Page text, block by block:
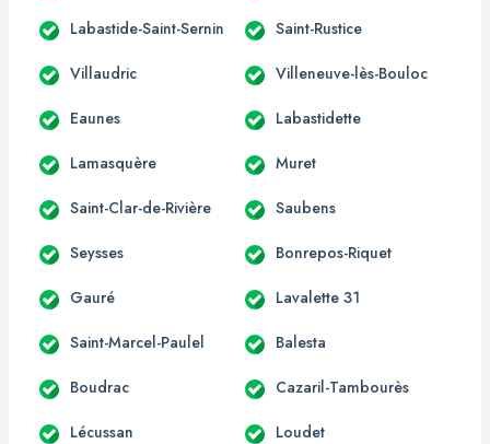
Labastide-Saint-Sernin Saint-Rustice
Villaudric Villeneuve-lès-Bouloc
Eaunes Labastidette
Lamasquère Muret
Saint-Clar-de-Rivière Saubens
Seysses Bonrepos-Riquet
Gauré Lavalette 31
Saint-Marcel-Paulel Balesta
Boudrac Cazaril-Tambourès
Lécussan Loudet